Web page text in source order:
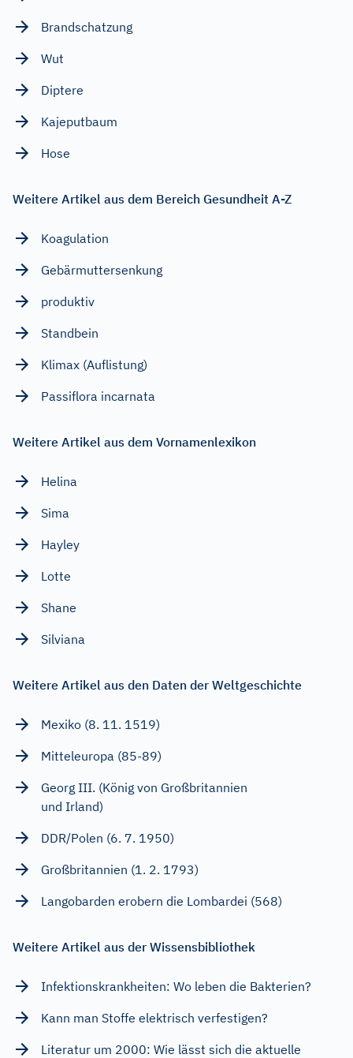
Brandschatzung
Wut
Diptere
Kajeputbaum
Hose
Weitere Artikel aus dem Bereich Gesundheit A-Z
Koagulation
Gebärmuttersenkung
produktiv
Standbein
Klimax (Auflistung)
Passiflora incarnata
Weitere Artikel aus dem Vornamenlexikon
Helina
Sima
Hayley
Lotte
Shane
Silviana
Weitere Artikel aus den Daten der Weltgeschichte
Mexiko (8. 11. 1519)
Mitteleuropa (85-89)
Georg III. (König von Großbritannien
und Irland)
DDR/Polen (6. 7. 1950)
Großbritannien (1. 2. 1793)
Langobarden erobern die Lombardei (568)
Weitere Artikel aus der Wissensbibliothek
Infektionskrankheiten: Wo leben die Bakterien?
Kann man Stoffe elektrisch verfestigen?
Literatur um 2000: Wie lässt sich die aktuelle